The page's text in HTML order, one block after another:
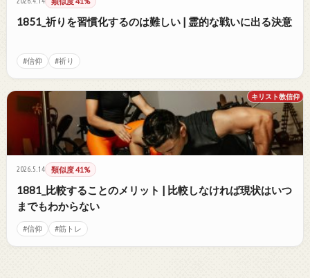
1851_祈りを習慣化するのは難しい | 霊的な戦いに出る決意
#信仰 #祈り
キリスト教信仰
2026.5.14 類似度 41%
1881_比較することのメリット | 比較しなければ現状はいつ
までもわからない
#信仰 #筋トレ